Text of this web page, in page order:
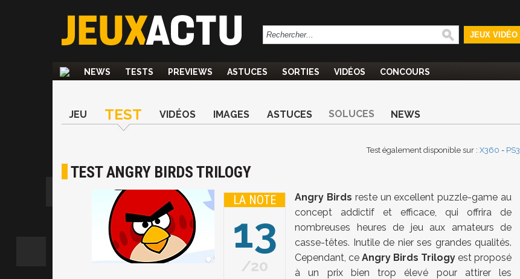
JEUX VIDÉO
NEWS TESTS PREVIEWS ASTUCES SORTIES VIDÉOS CONCOURS
JEU TEST VIDÉOS IMAGES ASTUCES SOLUCES NEWS
Test également disponible sur : X360 - PS3
TEST ANGRY BIRDS TRILOGY
LA NOTE
13
20
Angry Birds reste un excellent puzzle-game au
concept addictif et efficace, qui offrira de
nombreuses heures de jeu aux amateurs de
casse-têtes. Inutile de nier ses grandes qualités.
Cependant, ce Angry Birds Trilogy est proposé
à un prix bien trop élevé pour attirer les